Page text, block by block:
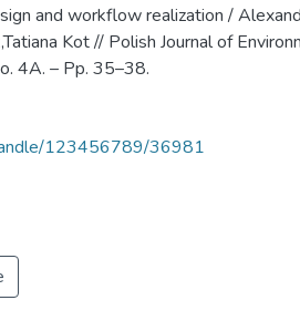
and workflow realization /
Kot // Polish Journal of
4A. – Pp. 35–38.
123456789/36981